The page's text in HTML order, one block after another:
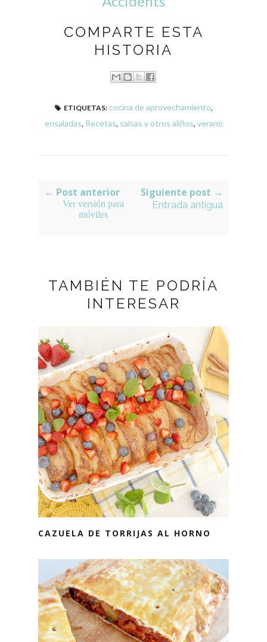
COMPARTE ESTA
HISTORIA
ETIQUETAS: cocina de aprovechamiento,
ensaladas, Recetas, salsas y otros aliños, verano
← Post anterior Siguiente post →
Entrada antigua
Ver versión para
móviles
TAMBIÉN TE PODRÍA
INTERESAR
CAZUELA DE TORRIJAS AL HORNO